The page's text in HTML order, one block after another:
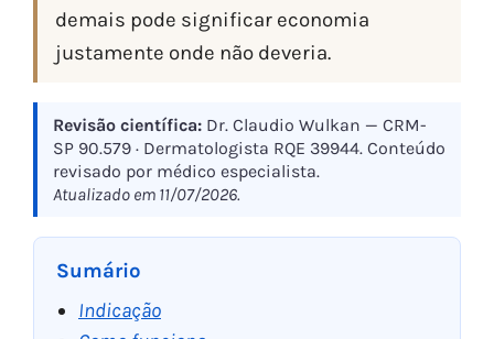
demais pode significar economia
justamente onde não deveria.
Revisão científica: Dr. Claudio Wulkan — CRM-
SP 90.579 · Dermatologista RQE 39944. Conteúdo
revisado por médico especialista.
Atualizado em 11/07/2026.
Sumário
Indicação